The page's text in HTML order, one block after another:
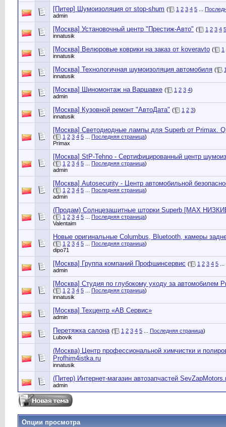
[Питер] Шумоизоляция от stop-shum ( 1 2 3 4 5
admin
[Москва] Установочный центр "Престиж-Авто" ( 1 2 3 4 5
innatusik
[Москва] Велюровые коврики на заказ от koveravto (
1
innatusik
[Москва] Технологичная шумоизоляция автомобиля (
innatusik
[Москва] Шиномонтаж на Варшавке ( 1 2 3 4)
admin
[Москва] Кузовной ремонт "АвтоДата" ( 1 2 3)
innatusik
[Москва] Светодиодные лампы для Superb от Primax.
( 1 2 3 4 5 Последняя страница)
Primax
[Москва] StP-Tehno - Сертифицированный центр
( 1 2 3 4 5 Последняя страница)
admin
[Москва] Autosecurity - Центр автомобильной
( 1 2 3 4 5 Последняя страница)
admin
(Продам) Солнцезащитные шторки Superb [MAX
( 1 2 3 4 5 Последняя страница)
Valentaim
Новые оригинальные Columbus, Bluetooth, камеры
( 1 2 3 4 5 Последняя страница)
dipo71
[Москва] Группа компаний Профшинсервис ( 1 2 3 4 5
admin
[Москва] Студия по глубокому уходу за автомобилем
( 1 2 3 4 5 Последняя страница)
innatusik
[Москва] Техцентр «АВ Сервис»
admin
Перетяжка салона ( 1 2 3 4 5 Последняя страница)
Lubovik
(Москва) Центр профессиональной химчистки и
Profhim4istka.ru
innatusik
(Питер) Интернет-магазин автозапчастей
admin
Опции просмотра